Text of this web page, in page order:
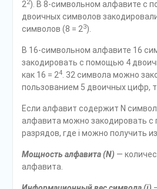
22). В 8-символьном алфавите с
двоичных символов
символов (8 = 23).
В 16-символьном алфавите 16
закодировать с помощью 4
как 16 = 24. 32 символа можно
пользованием 5 двоичных цифр,
Если алфавит содержит N
алфавита можно закодировать
разрядов, где i можно получить
Мощность алфавита (N) —
алфавита.